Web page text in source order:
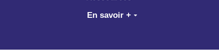
En savoir +